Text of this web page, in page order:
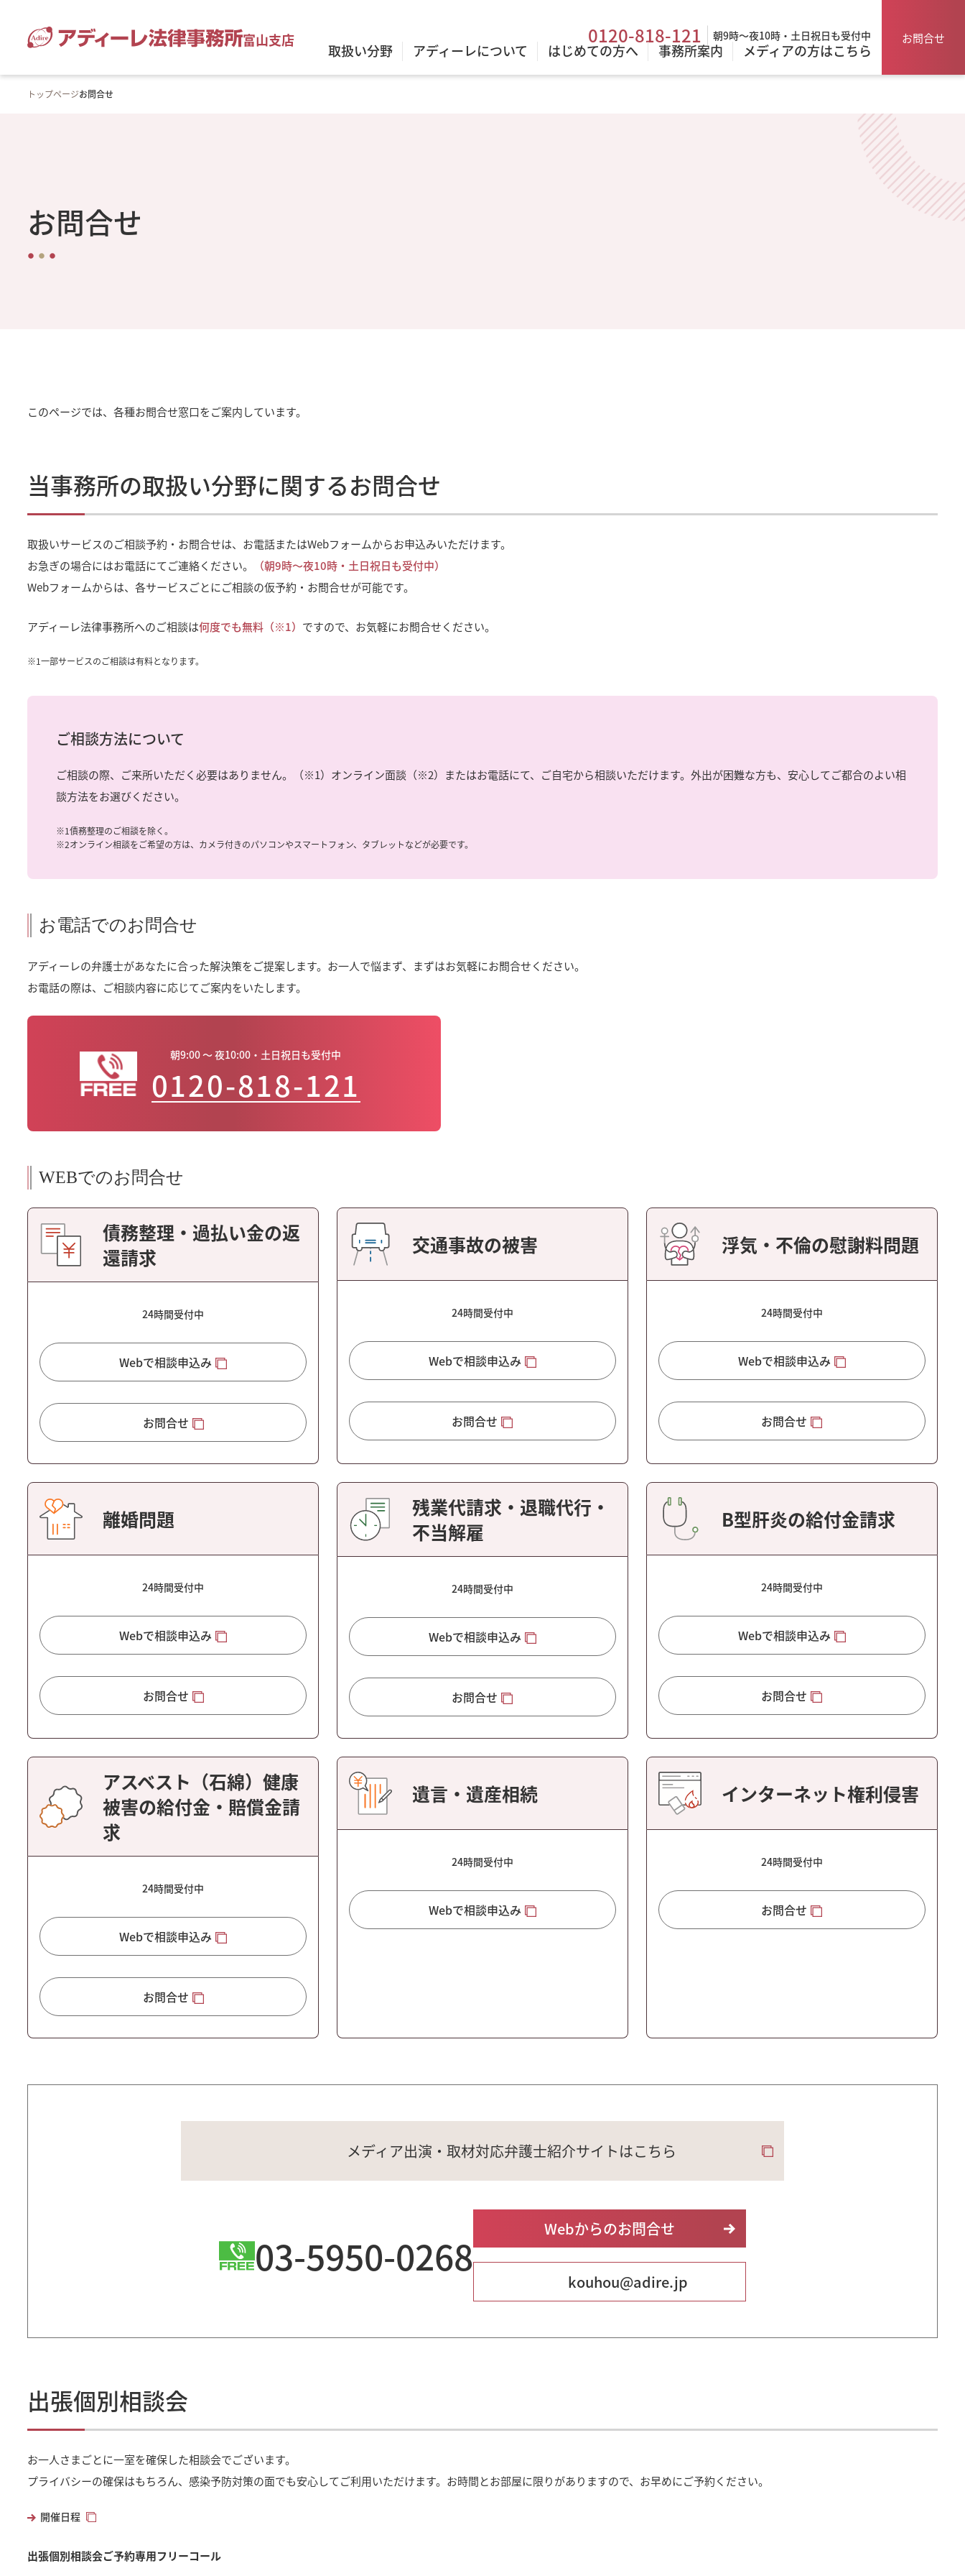
富山支店 0120-818-121 朝9時～夜10時・土日祝日も受付中
取扱い分野 アディーレについて はじめての方へ 事務所案内 メディアの方はこちら
お問合せ
トップページお問合せ
お問合せ
このページでは、各種お問合せ窓口をご案内しています。
当事務所の取扱い分野に関するお問合せ
取扱いサービスのご相談予約・お問合せは、お電話またはWebフォームからお申込みいただけます。
お急ぎの場合にはお電話にてご連絡ください。
（朝9時～夜10時・土日祝日も受付中）
Webフォームからは、各サービスごとにご相談の仮予約・お問合せが可能です。
アディーレ法律事務所へのご相談は何度でも無料（※1） ですので、お気軽にお問合せください。
※1一部サービスのご相談は有料となります。
ご相談方法について
ご相談の際、ご来所いただく必要はありません。（※1）オンライン面談（※2）またはお電話にて、ご自宅から相談いただけます。外出が困難な方も、安心してご都合のよい相
談方法をお選びください。
※1債務整理のご相談を除く。
※2オンライン相談をご希望の方は、カメラ付きのパソコンやスマートフォン、タブレットなどが必要です。
お電話でのお問合せ
アディーレの弁護士があなたに合った解決策をご提案します。お一人で悩まず、まずはお気軽にお問合せください。
お電話の際は、ご相談内容に応じてご案内をいたします。
朝9:00 ～ 夜10:00・土日祝日も受付中
0120-818-121
WEBでのお問合せ
債務整理・過払い金の返
還請求
24時間受付中
Webで相談申込み
お問合せ
交通事故の被害
24時間受付中
Webで相談申込み
お問合せ
浮気・不倫の慰謝料問題
24時間受付中
Webで相談申込み
お問合せ
離婚問題
24時間受付中
Webで相談申込み
お問合せ
残業代請求・退職代行・
不当解雇
24時間受付中
Webで相談申込み
お問合せ
B型肝炎の給付金請求
24時間受付中
Webで相談申込み
お問合せ
アスベスト（石綿）健康
被害の給付金・賠償金請
求
24時間受付中
Webで相談申込み
お問合せ
遺言・遺産相続
24時間受付中
Webで相談申込み
インターネット権利侵害
24時間受付中
お問合せ
メディア出演・取材対応弁護士紹介サイトはこちら
03-5950-0268
Webからのお問合せ
kouhou@adire.jp
出張個別相談会
お一人さまごとに一室を確保した相談会でございます。
プライバシーの確保はもちろん、感染予防対策の面でも安心してご利用いただけます。お時間とお部屋に限りがありますので、お早めにご予約ください。
開催日程
出張個別相談会ご予約専用フリーコール